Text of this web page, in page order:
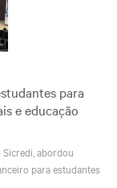
para
e educação
abordou
para estudantes